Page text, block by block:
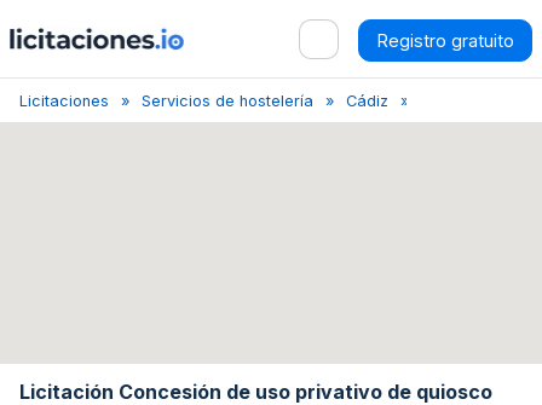
Registro gratuito
Licitaciones Servicios de hostelería Cádiz
Licitación Concesión de uso privativo de quiosco